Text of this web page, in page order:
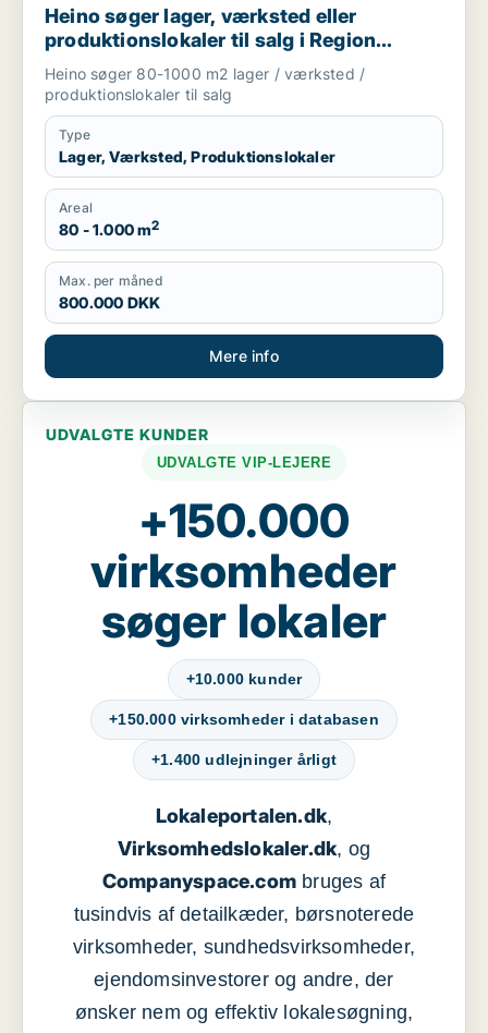
Heino søger lager, værksted eller
produktionslokaler til salg i Region
Sjælland
Heino søger 80-1000 m2 lager / værksted /
produktionslokaler til salg
Type
Lager, Værksted, Produktionslokaler
Areal
80 - 1.000 m2
Max. per måned
800.000 DKK
Mere info
UDVALGTE KUNDER
UDVALGTE VIP-LEJERE
+150.000
virksomheder
søger lokaler
+10.000 kunder
+150.000 virksomheder i databasen
+1.400 udlejninger årligt
Lokaleportalen.dk,
Virksomhedslokaler.dk, og
Companyspace.com bruges af
tusindvis af detailkæder, børsnoterede
virksomheder, sundhedsvirksomheder,
ejendomsinvestorer og andre, der
ønsker nem og effektiv lokalesøgning,